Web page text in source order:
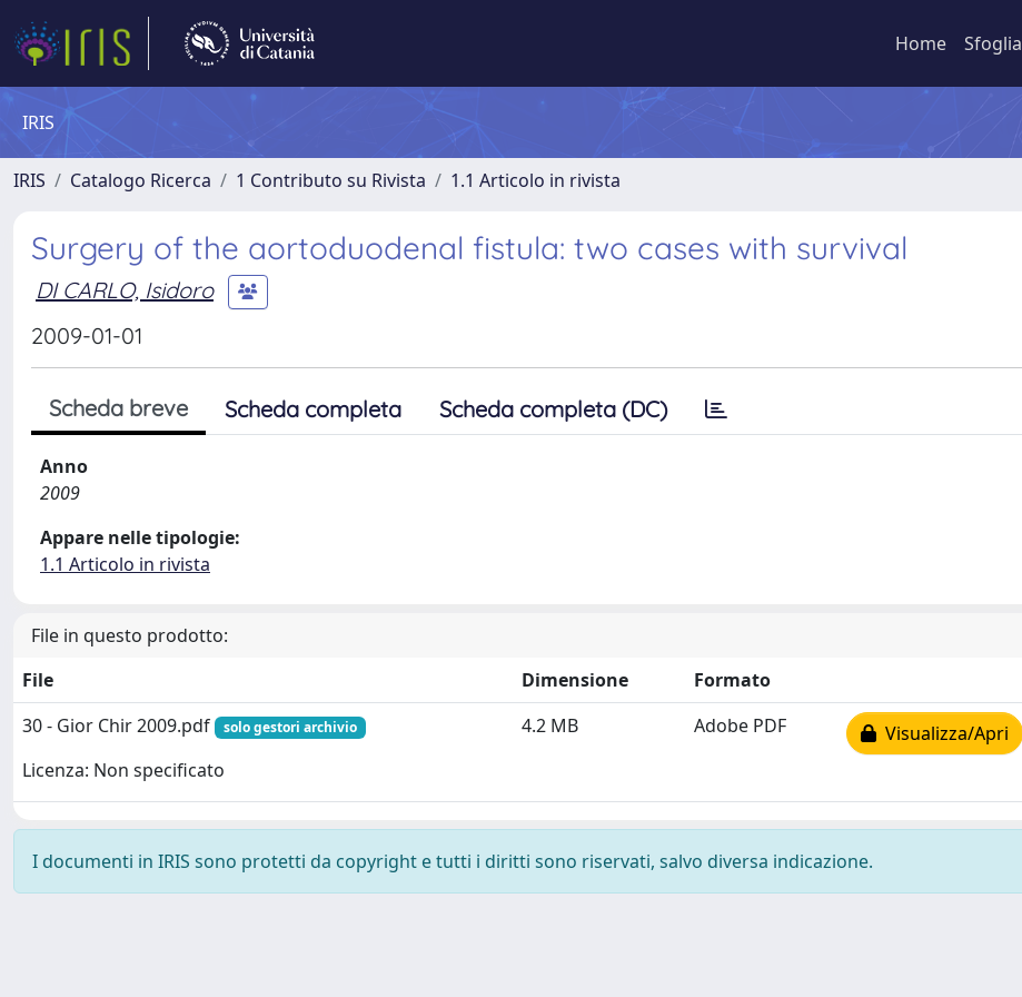
Home Sfoglia
IRIS
IRIS Catalogo Ricerca 1 Contributo su Rivista 1.1 Articolo in rivista
Surgery of the aortoduodenal fistula: two cases with survival
DI CARLO, Isidoro
2009-01-01
Scheda breve Scheda completa Scheda completa (DC)
Anno
2009
Appare nelle tipologie:
1.1 Articolo in rivista
File in questo prodotto:
File
Dimensione
Formato
30 - Gior Chir 2009.pdf
solo gestori archivio
Licenza: Non specificato
4.2 MB Adobe PDF Visualizza/Apri
I documenti in IRIS sono protetti da copyright e tutti i diritti sono riservati, salvo diversa indicazione.